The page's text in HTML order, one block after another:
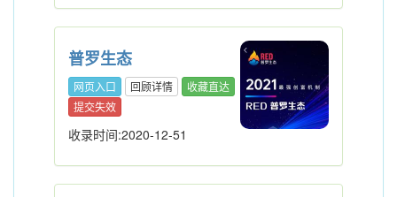
普罗生态
网页入口 回顾详情
收藏直达
提交失效
收录时间:2020-12-51